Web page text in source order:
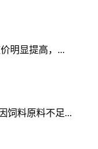
明显提高，...
饲料原料不足...